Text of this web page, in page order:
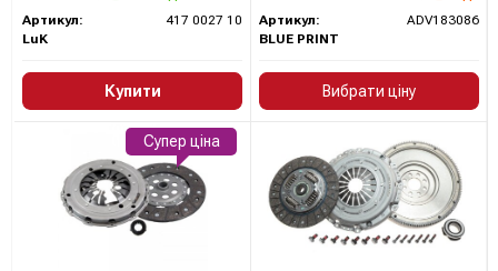
Артикул:
417 0027 10
LuK
Купити
Артикул:
ADV183086
BLUE PRINT
Вибрати ціну
Супер ціна